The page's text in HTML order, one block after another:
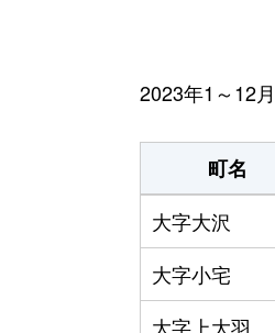
2023年1～12
町名
大字大沢
大字小宅
大字上大羽